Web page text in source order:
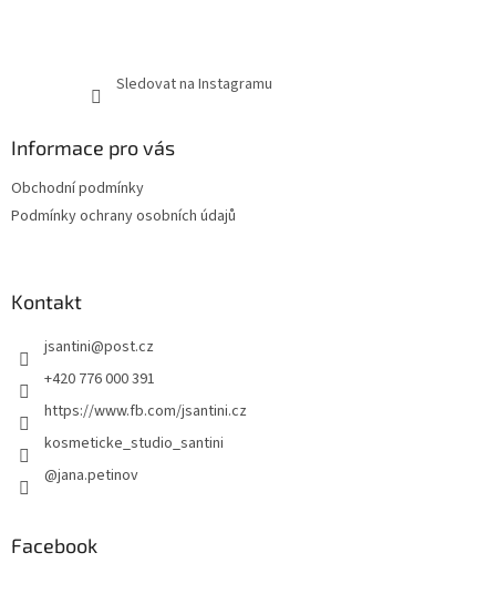
Sledovat na Instagramu
Informace pro vás
Obchodní podmínky
Podmínky ochrany osobních údajů
Kontakt
jsantini@post.cz
+420 776 000 391
https://www.fb.com/jsantini.cz
kosmeticke_studio_santini
@jana.petinov
Facebook